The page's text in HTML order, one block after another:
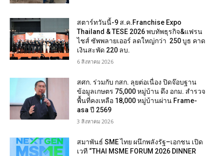
สตาร์ทวันนี้-9 ส.ค.Franchise Expo
Thailand & TESE 2026 พบทัพธุรกิจ&แฟรน
ไชส์ ซัพพลายเออร์ ลดใหญ่กว่า 250 บูธ คาด
เงินสะพัด 220 ลบ.
6 สิงหาคม 2026
สศก. ร่วมกับ กสก. ลุยต่อเนื่อง ปิดจ๊อบฐาน
ข้อมูลเกษตร 75,000 หมู่บ้าน ดึง อกม. สำรวจ
พื้นที่คงเหลือ 18,000 หมู่บ้านผ่าน Frame-
asa ปี 2569
3 สิงหาคม 2026
สมาพันธ์ SME ไทย ผนึกพลังรัฐ–เอกชน เปิด
เวที “THAI MSME FORUM 2026 DINNER